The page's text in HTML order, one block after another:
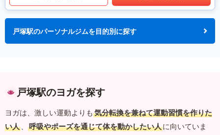
戸塚駅のパーソナルジムを目的別に探す
戸塚駅のヨガを探す
ヨガは、激しい運動よりも 気分転換を兼ねて運動習慣を作りた
い人 、 呼吸やポーズを通じて体を動かしたい人に向いていま